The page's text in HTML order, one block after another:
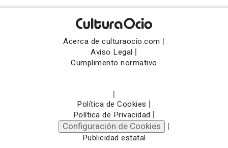
Acerca de culturaocio.com |
Aviso Legal |
Cumplimento normativo
|
Política de Cookies |
Política de Privacidad |
Configuración de Cookies |
Publicidad estatal